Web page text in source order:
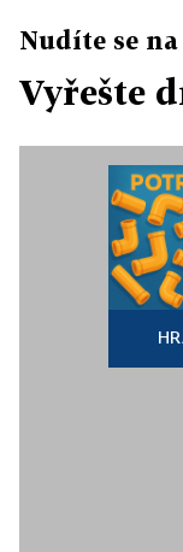
Nudíte se na
Vyřešte